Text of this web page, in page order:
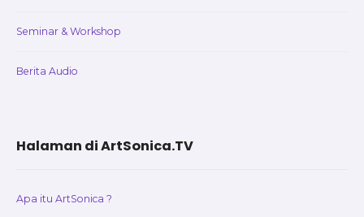
Seminar & Workshop
Berita Audio
Halaman di ArtSonica.TV
Apa itu ArtSonica ?